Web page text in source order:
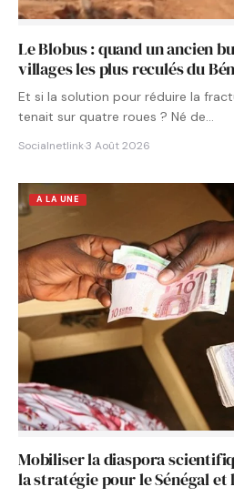
Le Blobus : quand un ancien
villages les plus reculés du
Et si la solution pour réduire la
tenait sur quatre roues ? Né de…
Socialnetlink·3 Août 2026
A LA UNE
Mobiliser la diaspora
la stratégie pour le Sénégal et